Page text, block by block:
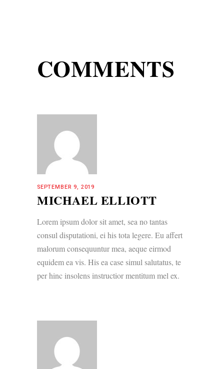
COMMENTS
SEPTEMBER 9, 2019
MICHAEL ELLIOTT
Lorem ipsum dolor sit amet, sea no tantas
consul disputationi, ei his tota legere. Eu affert
malorum consequuntur mea, aeque eirmod
equidem ea vis. His ea case simul salutatus, te
per hinc insolens instructior mentitum mel ex.